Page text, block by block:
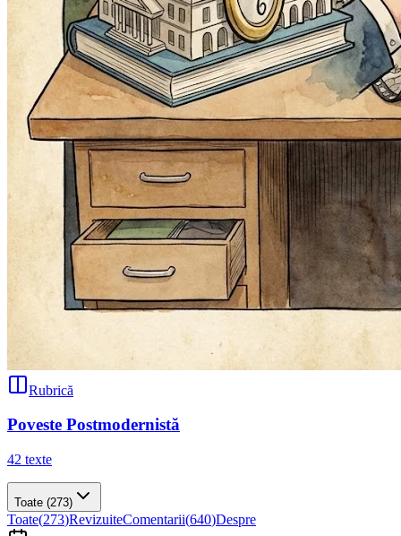
Rubrică
Poveste Postmodernistă
42 texte
Toate (273)
Toate(273)RevizuiteComentarii(640)Despre